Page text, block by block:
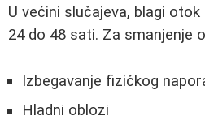
U većini slučajeva, blagi
24 do 48 sati. Za smanjenje
Izbegavanje fizičkog
Hladni oblozi